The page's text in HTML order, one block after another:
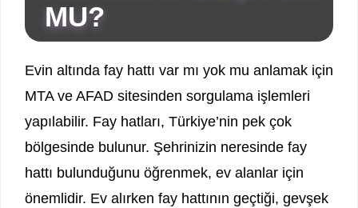
MU?
Evin altında fay hattı var mı yok mu anlamak için
MTA ve AFAD sitesinden sorgulama işlemleri
yapılabilir. Fay hatları, Türkiye’nin pek çok
bölgesinde bulunur. Şehrinizin neresinde fay
hattı bulunduğunu öğrenmek, ev alanlar için
önemlidir. Ev alırken fay hattının geçtiği, gevşek